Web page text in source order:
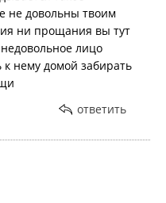
не довольны твоим
ни прощания вы тут
лицо
нему домой забирать
ответить